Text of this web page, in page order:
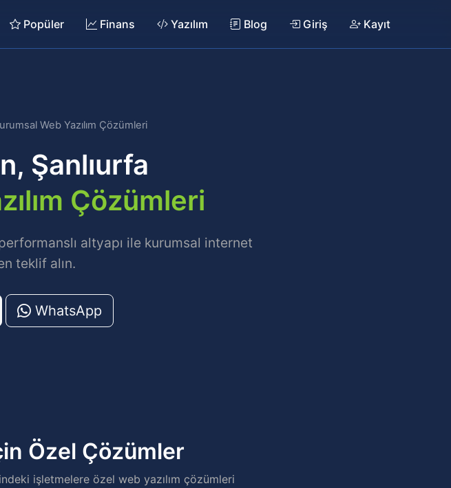
Popüler Finans Yazılım Blog Giriş Kayıt
Web Yazılım Çözümleri
Şanlıurfa
Çözümleri
altyapı ile kurumsal internet
teklif alın.
WhatsApp
Özel Çözümler
işletmelere özel web yazılım çözümleri